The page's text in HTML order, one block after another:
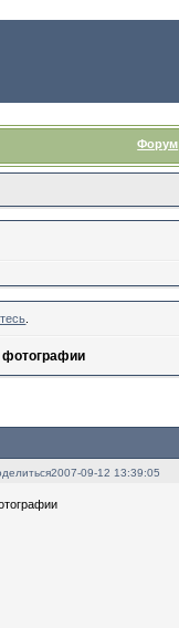
Форум
фотографии
2007-09-12 13:39:05